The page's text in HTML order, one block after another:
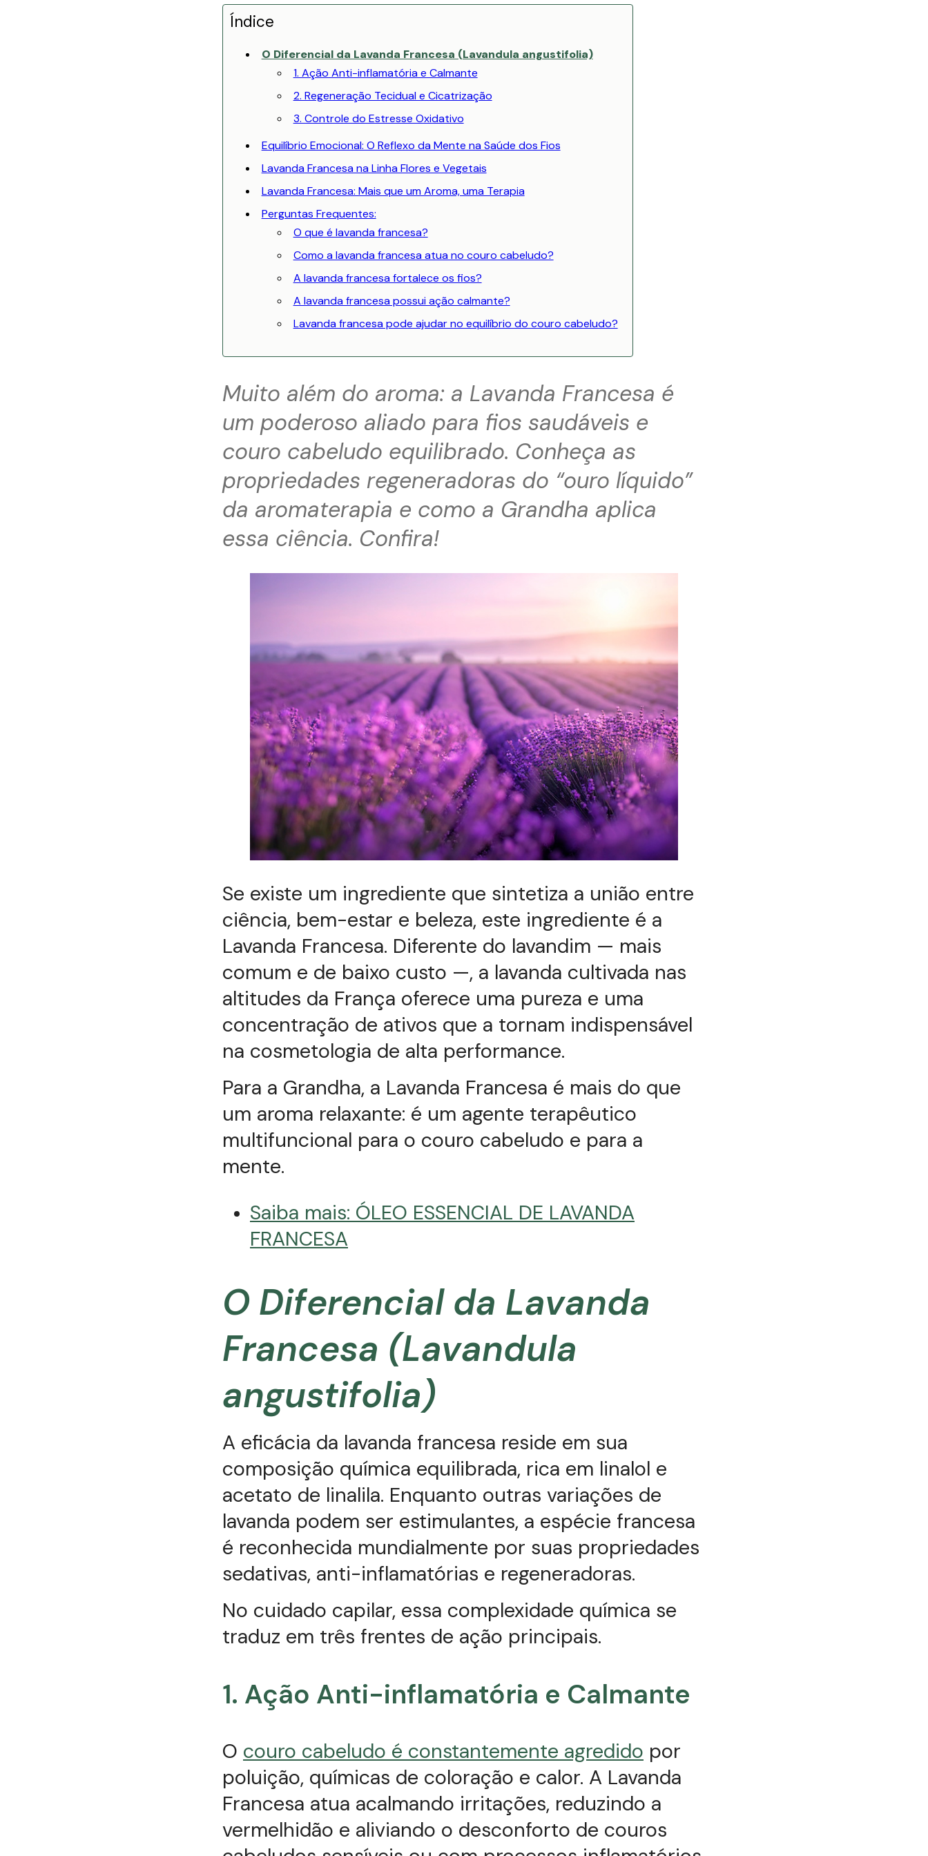
Índice
O Diferencial da Lavanda Francesa (Lavandula angustifolia)
1. Ação Anti-inflamatória e Calmante
2. Regeneração Tecidual e Cicatrização
3. Controle do Estresse Oxidativo
Equilíbrio Emocional: O Reflexo da Mente na Saúde dos Fios
Lavanda Francesa na Linha Flores e Vegetais
Lavanda Francesa: Mais que um Aroma, uma Terapia
Perguntas Frequentes:
O que é lavanda francesa?
Como a lavanda francesa atua no couro cabeludo?
A lavanda francesa fortalece os fios?
A lavanda francesa possui ação calmante?
Lavanda francesa pode ajudar no equilíbrio do couro cabeludo?
Muito além do aroma: a Lavanda Francesa é
um poderoso aliado para fios saudáveis e
couro cabeludo equilibrado. Conheça as
propriedades regeneradoras do “ouro líquido”
da aromaterapia e como a Grandha aplica
essa ciência. Confira!
Se existe um ingrediente que sintetiza a união entre
ciência, bem-estar e beleza, este ingrediente é a
Lavanda Francesa. Diferente do lavandim — mais
comum e de baixo custo —, a lavanda cultivada nas
altitudes da França oferece uma pureza e uma
concentração de ativos que a tornam indispensável
na cosmetologia de alta performance.
Para a Grandha, a Lavanda Francesa é mais do que
um aroma relaxante: é um agente terapêutico
multifuncional para o couro cabeludo e para a
mente.
Saiba mais: ÓLEO ESSENCIAL DE LAVANDA
FRANCESA
O Diferencial da Lavanda
Francesa (Lavandula
angustifolia)
A eficácia da lavanda francesa reside em sua
composição química equilibrada, rica em linalol e
acetato de linalila. Enquanto outras variações de
lavanda podem ser estimulantes, a espécie francesa
é reconhecida mundialmente por suas propriedades
sedativas, anti-inflamatórias e regeneradoras.
No cuidado capilar, essa complexidade química se
traduz em três frentes de ação principais.
1. Ação Anti-inflamatória e Calmante
O couro cabeludo é constantemente agredido por
poluição, químicas de coloração e calor. A Lavanda
Francesa atua acalmando irritações, reduzindo a
vermelhidão e aliviando o desconforto de couros